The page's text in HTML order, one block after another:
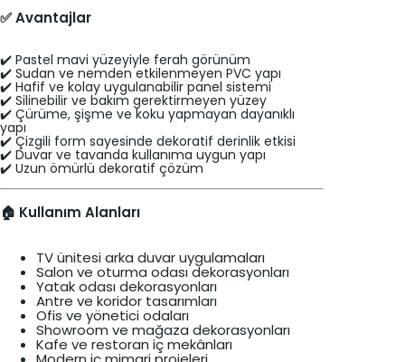
✅ Avantajlar
✔️ Pastel mavi yüzeyiyle ferah görünüm
✔️ Sudan ve nemden etkilenmeyen PVC yapı
✔️ Hafif ve kolay uygulanabilir panel sistemi
✔️ Silinebilir ve bakım gerektirmeyen yüzey
✔️ Çürüme, şişme ve koku yapmayan dayanıklı
yapı
✔️ Çizgili form sayesinde dekoratif derinlik etkisi
✔️ Duvar ve tavanda kullanıma uygun yapı
✔️ Uzun ömürlü dekoratif çözüm
🏠 Kullanım Alanları
TV ünitesi arka duvar uygulamaları
Salon ve oturma odası dekorasyonları
Yatak odası dekorasyonları
Antre ve koridor tasarımları
Ofis ve yönetici odaları
Showroom ve mağaza dekorasyonları
Kafe ve restoran iç mekânları